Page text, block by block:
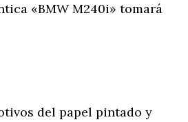
«BMW M240i» tomará
del papel pintado y